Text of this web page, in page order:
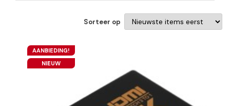
Sorteer op
AANBIEDING!
NIEUW